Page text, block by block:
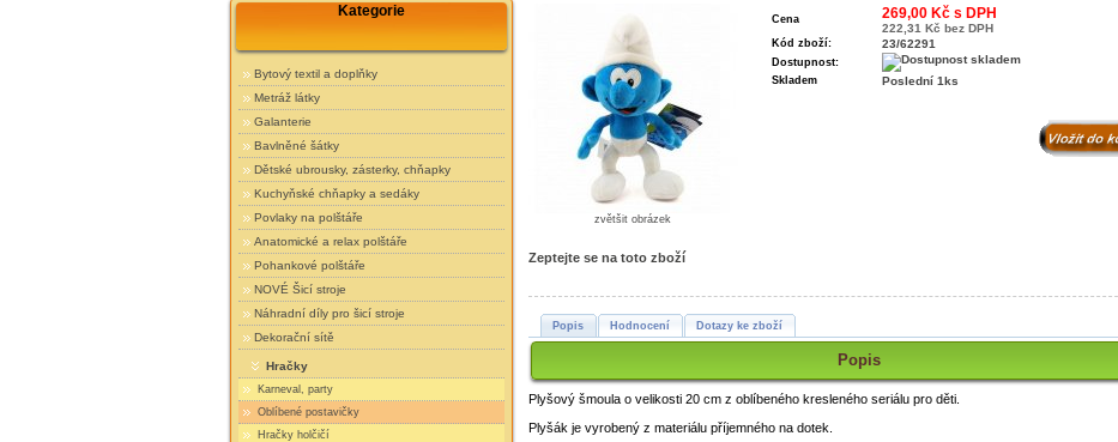
Kategorie
Bytový textil a doplňky
Metráž látky
Galanterie
Bavlněné šátky
Dětské ubrousky, zásterky, chňapky
Kuchyňské chňapky a sedáky
Povlaky na polštáře
Anatomické a relax polštáře
Pohankové polštáře
NOVÉ Šicí stroje
Náhradní díly pro šicí stroje
Dekorační sítě
Hračky
Karneval, party
Oblíbené postavičky
Hračky holčičí
zvětšit obrázek
Cena 269,00 Kč s DPH
222,31 Kč bez DPH
Kód zboží: 23/62291
Dostupnost:
Skladem
Poslední 1ks
Zeptejte se na toto zboží
Popis Hodnocení Dotazy ke zboží
Popis
Plyšový šmoula o velikosti 20 cm z oblíbeného kresleného seriálu pro děti.
Plyšák je vyrobený z materiálu příjemného na dotek.